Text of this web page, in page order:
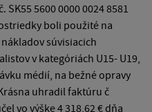
SK55 5600 0000 0024 8581
boli použité na
súvisiacich
v kategóriách U15- U19,
médií, na bežné opravy
uhradil faktúru č
vo výške 4 318,62 € dňa